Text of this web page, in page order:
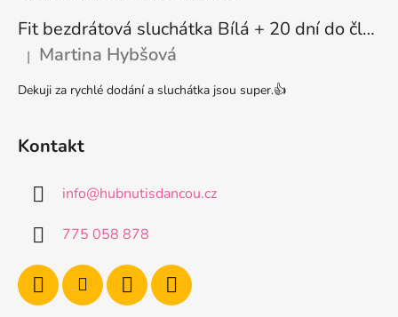
s
Fit bezdrátová sluchátka Bílá + 20 dní do členství + seznam písniček i audioknih
Hodnocení produktu je 5 z 5 hvězdiček.
| Martina Hybšová
Dekuji za rychlé dodání a sluchátka jsou super.👍
Kontakt
info@hubnutisdancou.cz
775 058 878